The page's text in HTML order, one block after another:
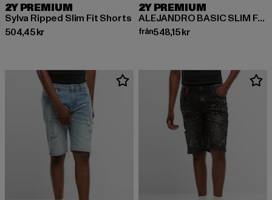
2Y PREMIUM
Sylva Ripped Slim Fit Shorts
504,45 kr
Nuvarande pris: 504,45 kr
2Y PREMIUM
ALEJANDRO BASIC SLIM FIT JEANS
från548,15 kr
Nuvarande pris: Från 548,15 kr